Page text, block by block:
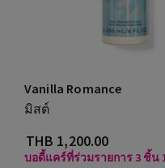
Vanilla Romance
มิสต์
THB 1,200.00
บอดี้แคร์ที่ร่วมรายการ 3 ชิ้น